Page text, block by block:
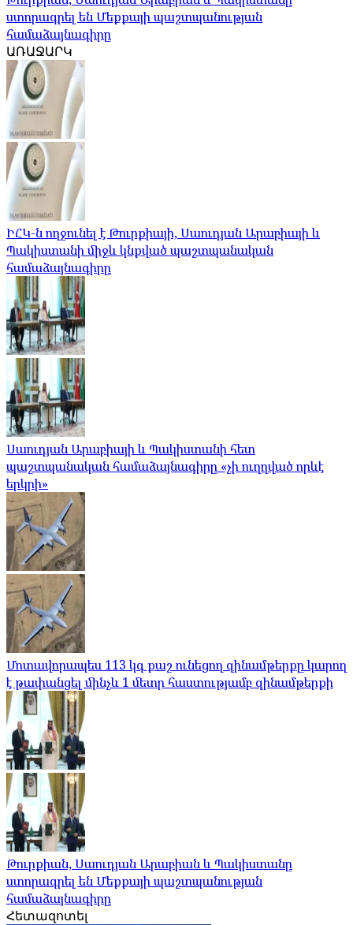
ստորագրել են Մեքքայի պաշտպանության
համաձայնագիրը
ԱՌԱՋԱՐԿ
ԻՀԿ-ն ողջունել է Թուրքիայի, Սաուդյան Արաբիայի և
Պակիստանի միջև կնքված պաշտպանական
համաձայնագիրը
Սաուդյան Արաբիայի և Պակիստանի հետ
պաշտպանական համաձայնագիրը «չի ուղղված որևէ
երկրի»
Մոտավորապես 113 կգ քաշ ունեցող զինամթերքը կարող
է թափանցել մինչև 1 մետր հաստությամբ զինամթերքի
Թուրքիան, Սաուդյան Արաբիան և Պակիստանը
ստորագրել են Մեքքայի պաշտպանության
համաձայնագիրը
Հետազոտել